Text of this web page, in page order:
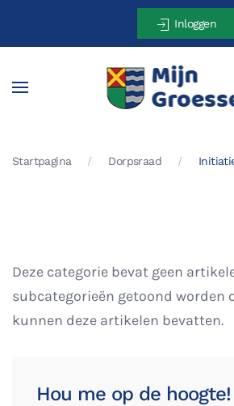
Terug naar hoofdinhoud
Inloggen
Startpagina Dorpsraad
Deze categorie bevat geen
subcategorieën getoond worden
kunnen deze artikelen bevatten.
Hou me op de hoogte!